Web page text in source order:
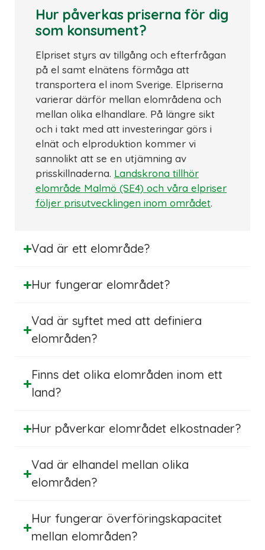
Hur påverkas priserna för dig
som konsument?
Elpriset styrs av tillgång och efterfrågan
på el samt elnätens förmåga att
transportera el inom Sverige. Elpriserna
varierar därför mellan elområdena och
mellan olika elhandlare. På längre sikt
och i takt med att investeringar görs i
elnät och elproduktion kommer vi
sannolikt att se en utjämning av
prisskillnaderna. Landskrona tillhör
elområde Malmö (SE4) och våra elpriser
följer prisutvecklingen inom området.
Vad är ett elområde?
Hur fungerar elområdet?
Vad är syftet med att definiera
elområden?
Finns det olika elområden inom ett
land?
Hur påverkar elområdet elkostnader?
Vad är elhandel mellan olika
elområden?
Hur fungerar överföringskapacitet
mellan elområden?